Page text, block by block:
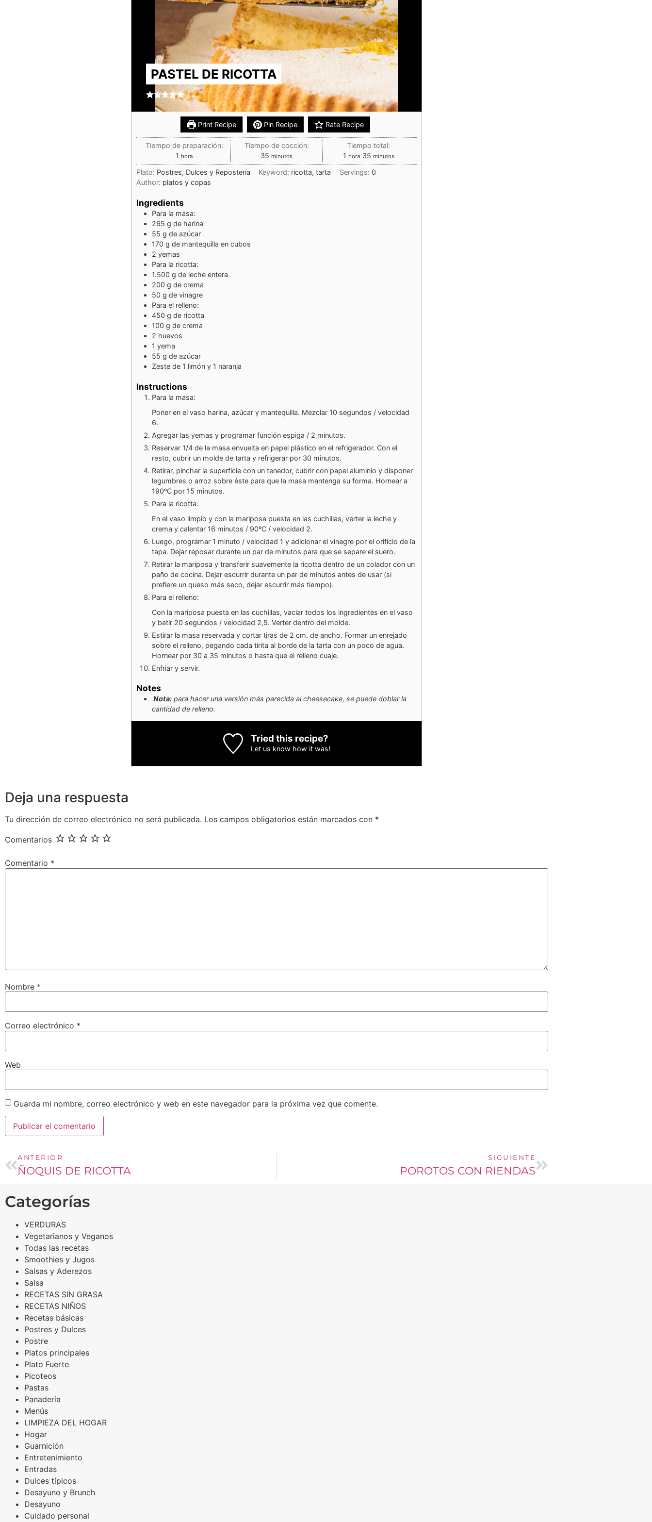
PASTEL DE RICOTTA
Print Recipe Pin Recipe Rate Recipe
Tiempo de preparación:
1 hora
Tiempo de cocción:
35 minutos
Tiempo total:
1 hora 35 minutos
Plato: Postres, Dulces y Repostería Keyword: ricotta, tarta Servings: 0
Author: platos y copas
Ingredients
Para la masa:
265 g de harina
55 g de azúcar
170 g de mantequilla en cubos
2 yemas
Para la ricotta:
1.500 g de leche entera
200 g de crema
50 g de vinagre
Para el relleno:
450 g de ricotta
100 g de crema
2 huevos
1 yema
55 g de azúcar
Zeste de 1 limón y 1 naranja
Instructions
Para la masa:
Poner en el vaso harina, azúcar y mantequilla. Mezclar 10 segundos / velocidad
6.
Agregar las yemas y programar función espiga / 2 minutos.
Reservar 1/4 de la masa envuelta en papel plástico en el refrigerador. Con el
resto, cubrir un molde de tarta y refrigerar por 30 minutos.
Retirar, pinchar la superficie con un tenedor, cubrir con papel aluminio y disponer
legumbres o arroz sobre éste para que la masa mantenga su forma. Hornear a
190ºC por 15 minutos.
Para la ricotta:
En el vaso limpio y con la mariposa puesta en las cuchillas, verter la leche y
crema y calentar 16 minutos / 90ºC / velocidad 2.
Luego, programar 1 minuto / velocidad 1 y adicionar el vinagre por el orificio de la
tapa. Dejar reposar durante un par de minutos para que se separe el suero.
Retirar la mariposa y transferir suavemente la ricotta dentro de un colador con un
paño de cocina. Dejar escurrir durante un par de minutos antes de usar (si
prefiere un queso más seco, dejar escurrir más tiempo).
Para el relleno:
Con la mariposa puesta en las cuchillas, vaciar todos los ingredientes en el vaso
y batir 20 segundos / velocidad 2,5. Verter dentro del molde.
Estirar la masa reservada y cortar tiras de 2 cm. de ancho. Formar un enrejado
sobre el relleno, pegando cada tirita al borde de la tarta con un poco de agua.
Hornear por 30 a 35 minutos o hasta que el relleno cuaje.
Enfriar y servir.
Notes
Nota: para hacer una versión más parecida al cheesecake, se puede doblar la
cantidad de relleno.
Tried this recipe?
Let us know how it was!
Deja una respuesta
Tu dirección de correo electrónico no será publicada. Los campos obligatorios están marcados con *
Comentarios
Comentario *
Nombre *
Correo electrónico *
Web
Guarda mi nombre, correo electrónico y web en este navegador para la próxima vez que comente.
ANTERIOR
ÑOQUIS DE RICOTTA
SIGUIENTE
POROTOS CON RIENDAS
Categorías
VERDURAS
Vegetarianos y Veganos
Todas las recetas
Smoothies y Jugos
Salsas y Aderezos
Salsa
RECETAS SIN GRASA
RECETAS NIÑOS
Recetas básicas
Postres y Dulces
Postre
Platos principales
Plato Fuerte
Picoteos
Pastas
Panadería
Menús
LIMPIEZA DEL HOGAR
Hogar
Guarnición
Entretenimiento
Entradas
Dulces típicos
Desayuno y Brunch
Desayuno
Cuidado personal